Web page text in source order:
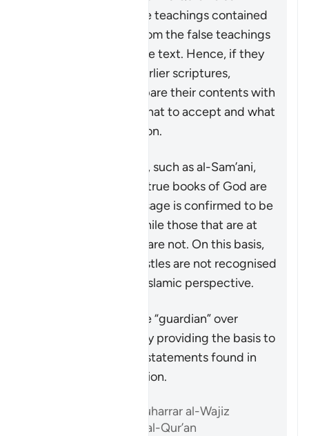
distinguishes the true teachings contained
in these scriptures from the false teachings
and corruptions of the text. Hence, if they
are ever looking at earlier scriptures,
Muslims should compare their contents with
the Quran to know what to accept and what
to reject as a distortion.
Some commentators, such as al-Sam’ani,
have stated that the true books of God are
the ones whose message is confirmed to be
true by the Quran, while those that are at
odds with the Quran are not. On this basis,
the likes of Paul’s epistles are not recognised
as scripture from an Islamic perspective.
The Quran acts as the “guardian” over
previous scriptures by providing the basis to
accept or reject the statements found in
them after its revelation.
Ibn ‘Atiyyah, al-Muharrar al-Wajiz
Al-Sam’ani, Tafsir al-Qur’an